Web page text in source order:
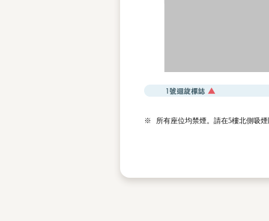
※ 所有座位均禁煙。請在5樓北側吸